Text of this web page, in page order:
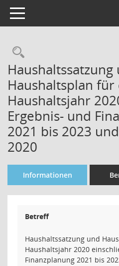
Toggle navigation
Rechercheauswahl
Haushaltssatzung
Haushaltsplan für
Haushaltsjahr
Ergebnis- und
2021 bis 2023
2020
Informationen
Betreff
Haushaltssatzung und
Haushaltsjahr 2020
Finanzplanung 2021 bis